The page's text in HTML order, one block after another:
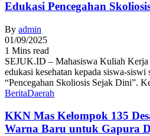
Edukasi Pencegahan
By admin
01/09/2025
1 Mins read
SEJUK.ID – Mahasiswa Kuliah
edukasi kesehatan kepada siswa-siswi
“Pencegahan Skoliosis Sejak Dini”.
BeritaDaerah
KKN Mas Kelompok 135
Warna Baru untuk Gapura